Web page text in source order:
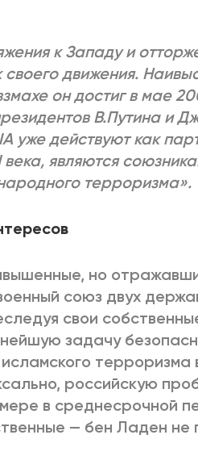
РОССИЯ-2022: ПРИЧИНЫ
к Западу и
своего движения.
он достиг в мае
В.Путина и
уже действуют как
являются
терроризма».
но
союз двух
свои
задачу
терроризма
российскую
в среднесрочной
— бен Ладен не